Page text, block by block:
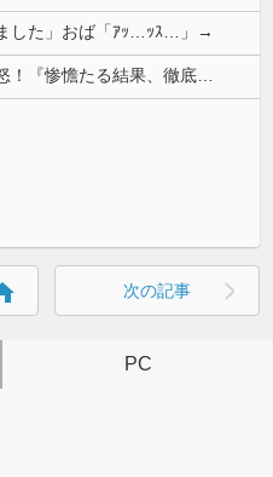
した」おば「ｱｯ…ｯｽ…」→
韓国人「安貞桓が韓国代表に激怒！『惨憺たる結果、徹底的な刷新が必要だ』と監督や協会を痛烈批判」
次の記事
PC